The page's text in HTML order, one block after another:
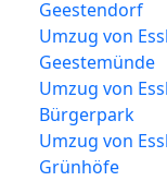
Geestendorf
Umzug von
Geestemünde
Umzug von
Bürgerpark
Umzug von
Grünhöfe